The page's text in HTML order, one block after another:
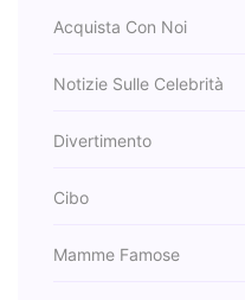
Acquista Con Noi
Notizie Sulle Celebrità
Divertimento
Cibo
Mamme Famose